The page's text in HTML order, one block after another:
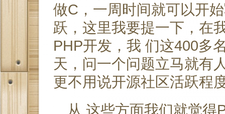
做C，一周时间就可以开
跃，这里我要提一下，在
PHP开发，我 们这400多
天，问一个问题立马就有
更不用说开源社区活跃程
从 这些方面我们就觉得